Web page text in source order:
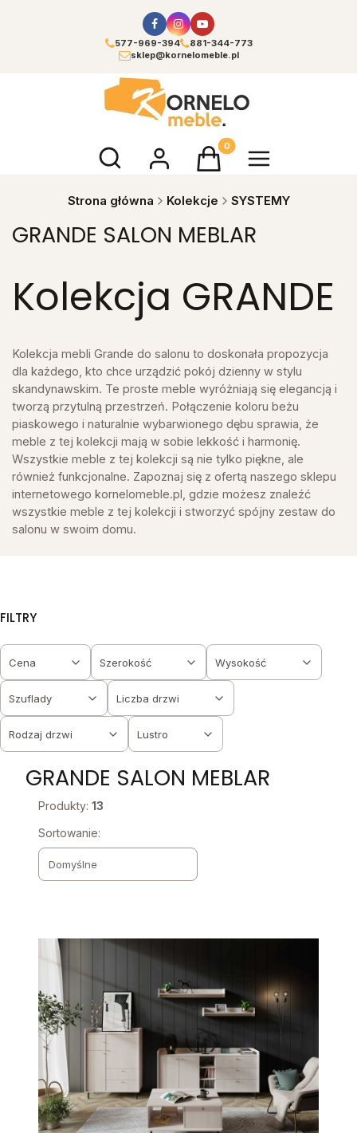
577-969-394
881-344-773
sklep@kornelomeble.pl
Otwórz wyszukiwarkęProdukty w koszyku: 0.
Strona główna Kolekcje SYSTEMY
GRANDE SALON MEBLAR
Kolekcja GRANDE
Kolekcja mebli Grande do salonu to doskonała propozycja
dla każdego, kto chce urządzić pokój dzienny w stylu
skandynawskim. Te proste meble wyróżniają się elegancją i
tworzą przytulną przestrzeń. Połączenie koloru beżu
piaskowego i naturalnie wybarwionego dębu sprawia, że
meble z tej kolekcji mają w sobie lekkość i harmonię.
Wszystkie meble z tej kolekcji są nie tylko piękne, ale
również funkcjonalne. Zapoznaj się z ofertą naszego sklepu
internetowego kornelomeble.pl, gdzie możesz znaleźć
wszystkie meble z tej kolekcji i stworzyć spójny zestaw do
salonu w swoim domu.
FILTRY
Cena Szerokość Wysokość
Szuflady Liczba drzwi
Rodzaj drzwi Lustro
Koniec filtrów
GRANDE SALON MEBLAR
Produkty: 13
Lista produktów
Sortowanie:
Domyślne